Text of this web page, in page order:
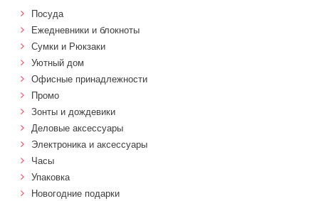
Посуда
Ежедневники и блокноты
Сумки и Рюкзаки
Уютный дом
Офисные принадлежности
Промо
Зонты и дождевики
Деловые аксессуары
Электроника и аксессуары
Часы
Упаковка
Новогодние подарки